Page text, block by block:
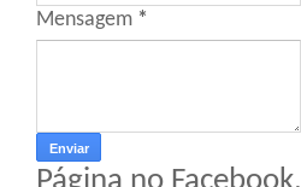
Mensagem *